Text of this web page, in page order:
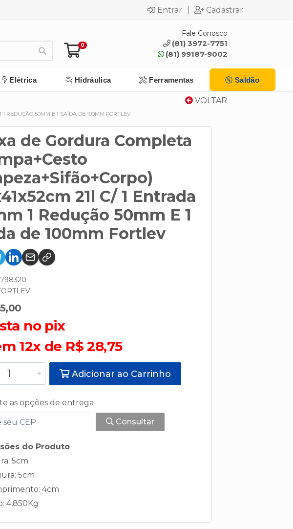
Entrar Cadastrar
0
Fale Conosco
(81) 3972-7751
(81) 99187-9002
Elétrica Hidráulica Ferramentas Saldão
VOLTAR
REDUÇÃO 50MM E 1 SAÍDA DE 100MM FORTLEV
de Gordura Completa
21l C/ 1 Entrada
1 Redução 50mm E 1
de 100mm Fortlev
no pix
12x de R$ 28,75
Adicionar ao Carrinho
as opções de entrega
Consultar
do Produto
5cm
5cm
4cm
4,850Kg